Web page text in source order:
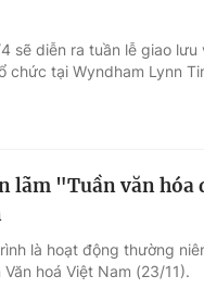
sẽ diễn ra tuần lễ giao
chức tại Wyndham Lynn
lãm "Tuần văn
là hoạt động thường
hoá Việt Nam (23/11).